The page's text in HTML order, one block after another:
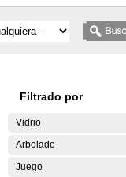
Filtrado por
Vidrio
Arbolado
Juego